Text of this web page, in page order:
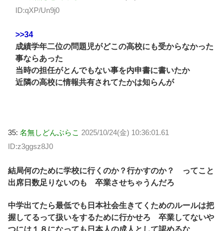
ID:qXP/Un9j0
>>34
成績学年二位の問題児がどこの高校にも受からなかった
事ならあった
当時の担任がとんでもない事を内申書に書いたか
近隣の高校に情報共有されてたかは知らんが
35: 名無しどんぶらこ 2025/10/24(金) 10:36:01.61
ID:z3ggsz8J0
結局何のために学校に行くのか？行かすのか？ ってこと
出席日数足りないのも 卒業させちゃうんだろ
中学出てたら最低でも日本社会生きてくためのルールは把
握してるって扱いをするために行かせろ 卒業してないや
つには１８になっても日本人の成人として認めるな